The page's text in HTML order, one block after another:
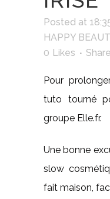
Posted at
HAPPY
0 Likes Share
Pour
tuto tourné
groupe Elle.fr.
Une bonne
slow
fait maison,